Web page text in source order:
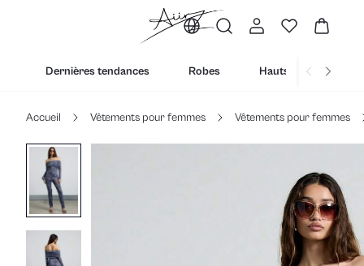
Dernières tendances Robes Hauts Bas
Accueil Vêtements pour femmes Vêtements pour femmes